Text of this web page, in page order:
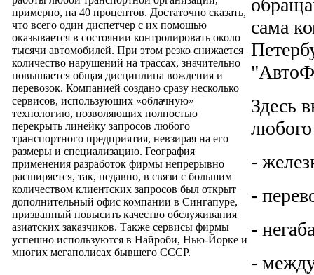
примерно, на 40 процентов. Достаточно сказать,
что всего один диспетчер с их помощью
оказывается в состоянии контролировать около
тысячи автомобилей. При этом резко снижается
количество нарушений на трассах, значительно
повышается общая дисциплина вождения и
перевозок. Компанией создано сразу несколько
сервисов, использующих «облачную»
технологию, позволяющих полностью
перекрыть линейку запросов любого
транспортного предприятия, невзирая на его
размеры и специализацию. География
применения разработок фирмы непрерывно
расширяется, так, недавно, в связи с большим
количеством клиентских запросов был открыт
дополнительный офис компании в Сингапуре,
призванный повысить качество обслуживания
азиатских заказчиков. Также сервисы фирмы
успешно используются в Найроби, Нью-Йорке и
многих мегаполисах бывшего СССР.
сама
Здесь
-
-
-
-